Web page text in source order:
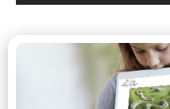
I / Ich
You / Sie